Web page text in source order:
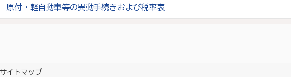
原付・軽自動車等の異動手続きおよび税率表
サイトマップ